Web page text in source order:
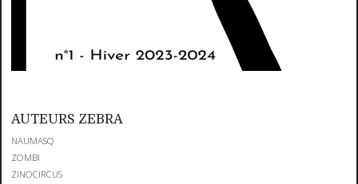
AUTEURS ZEBRA
NAUMASQ
ZOMBI
ZINOCIRCUS